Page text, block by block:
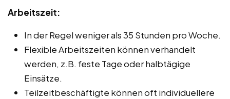
Arbeitszeit:
In der Regel weniger als 35 Stunden pro Woche.
Flexible Arbeitszeiten können verhandelt
werden, z.B. feste Tage oder halbtägige
Einsätze.
Teilzeitbeschäftigte können oft individuellere